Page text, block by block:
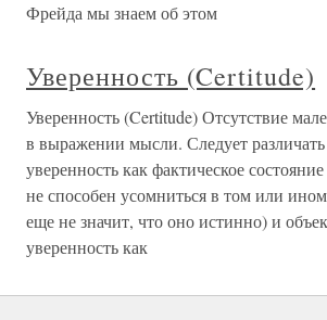
Фрейда мы знаем об этом
Уверенность (Certitude)
Уверенность (Certitude) Отсутствие
в выражении мысли. Следует
уверенность как фактическое
не способен усомниться в том или
еще не значит, что оно истинно) и
уверенность как